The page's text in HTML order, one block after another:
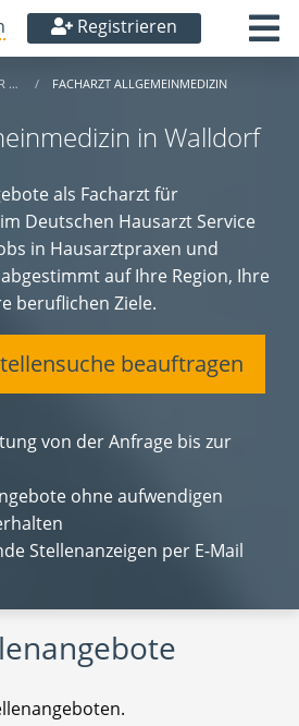
Registrieren
… FACHARZT ALLGEMEINMEDIZIN
in Walldorf
als Facharzt für
Deutschen Hausarzt Service
in Hausarztpraxen und
auf Ihre Region, Ihre
beruflichen Ziele.
beauftragen
von der Anfrage bis zur
ohne aufwendigen
Stellenanzeigen per E-Mail